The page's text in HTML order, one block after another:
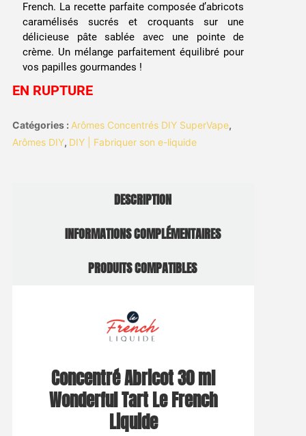
French. La recette parfaite composée d’abricots
caramélisés sucrés et croquants sur une
délicieuse pâte sablée avec une pointe de
crème. Un mélange parfaitement équilibré pour
vos papilles gourmandes !
EN RUPTURE
Catégories : Arômes Concentrés DIY SuperVape,
Arômes DIY, DIY | Fabriquer son e-liquide
DESCRIPTION
INFORMATIONS COMPLÉMENTAIRES
PRODUITS COMPATIBLES
Concentré Abricot 30 ml
Wonderful Tart Le French
Liquide